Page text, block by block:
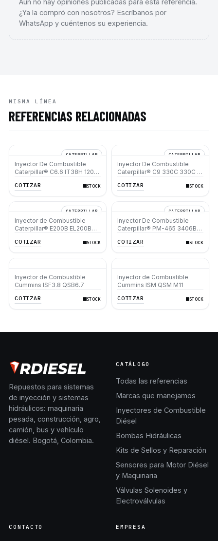
Aún no hay opiniones publicadas para esta referencia.
¿Ya la compró con nosotros? Escríbanos por
WhatsApp y cuéntenos su experiencia.
MISMA LÍNEA
REFERENCIAS RELACIONADAS
CATERPILLAR
Inyector De Combustible
Caterpillar® C6.6 IT38H 120M
938H
COTIZAR STOCK
CATERPILLAR
Inyector De Combustible
Caterpillar® C9 330C 330C L
COTIZAR STOCK
CATERPILLAR
Inyector de Combustible
Caterpillar® E200B EL200B
COTIZAR STOCK
CATERPILLAR
Inyector De Combustible
Caterpillar® PM-465 3406B
SM-350
COTIZAR STOCK
Inyector de Combustible
Cummins ISF3.8 QSB6.7
COTIZAR
STOCK
Inyector de Combustible
Cummins ISM QSM M11
COTIZAR
STOCK
Repuestos para sistemas
de inyección y sistemas
hidráulicos: maquinaria
pesada, construcción, agro,
camión, bus y vehículo
diésel. Bogotá, Colombia.
CATÁLOGO
Todas las referencias
Marcas que manejamos
Inyectores de Combustible
Diésel
Bombas Hidráulicas
Kits de Sellos y Reparación
Sensores para Motor Diésel
y Maquinaria
Válvulas Solenoides y
Electroválvulas
CONTACTO EMPRESA